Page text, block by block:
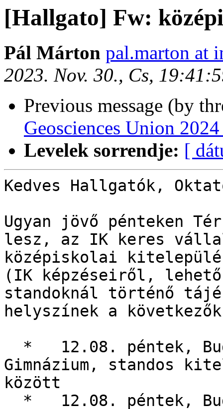
[Hallgato] Fw:
Pál Márton pal.marton at
2023. Nov. 30., Cs,
Previous message (by
Geosciences Union
Levelek sorrendje: [
Kedves Hallgatók,
Ugyan jövő pénteken
lesz, az IK keres
középiskolai
(IK képzéseiről,
standoknál történő
helyszínek a
Gimnázium, standos
között